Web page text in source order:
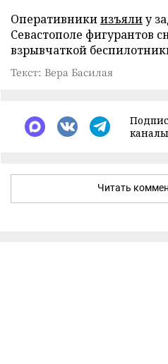
Оперативникиизъялиу
Севастополе фигурантов
взрывчаткой
Текст: Вера Басилая
каналы
Читать